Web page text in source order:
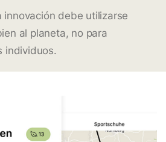
innovación debe utilizarse
al planeta, no para
individuos.